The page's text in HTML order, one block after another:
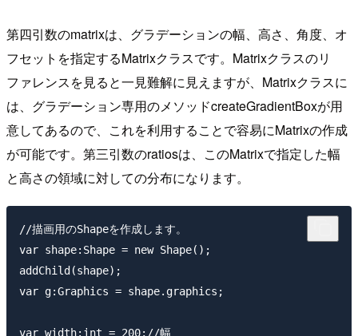
第四引数のmatrixは、グラデーションの幅、高さ、角度、オ
フセットを指定するMatrixクラスです。Matrixクラスのリ
ファレンスを見ると一見難解に見えますが、Matrixクラスに
は、グラデーション専用のメソッドcreateGradientBoxが用
意してあるので、これを利用することで容易にMatrixの作成
が可能です。第三引数のratiosは、このMatrixで指定した幅
と高さの領域に対しての分布になります。
//描画用のShapeを作成します。
var shape:Shape = new Shape();
addChild(shape);
var g:Graphics = shape.graphics;
var width:int = 200;//幅